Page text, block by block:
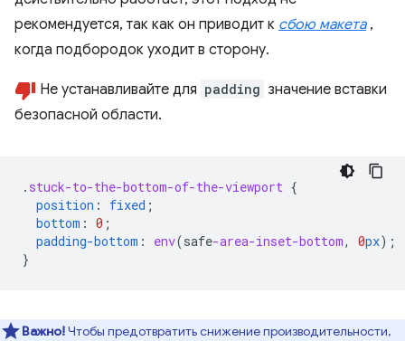
рекомендуется, так как он приводит к сбою макета,
когда подбородок уходит в сторону.
Не устанавливайте для padding значение вставки
безопасной области.
. stuck-to-the-bottom-of-the-viewport {
position : fixed ;
bottom : 0 ;
padding-bottom : env(safe-area-inset-bottom, 0px);
}
Важно!Чтобы предотвратить снижение производительности,